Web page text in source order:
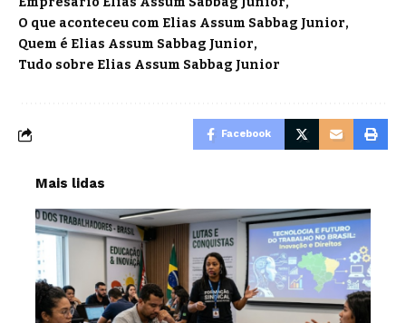
O que aconteceu com Elias Assum Sabbag Junior
Quem é Elias Assum Sabbag Junior
Tudo sobre Elias Assum Sabbag Junior
Facebook
Mais lidas